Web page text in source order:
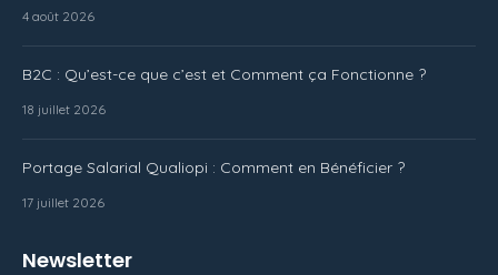
4 août 2026
B2C : Qu’est-ce que c’est et Comment ça Fonctionne ?
18 juillet 2026
Portage Salarial Qualiopi : Comment en Bénéficier ?
17 juillet 2026
Newsletter